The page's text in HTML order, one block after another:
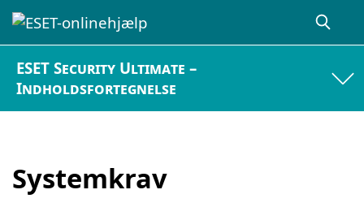
ESET Security Ultimate –
Indholdsfortegnelse
Systemkrav